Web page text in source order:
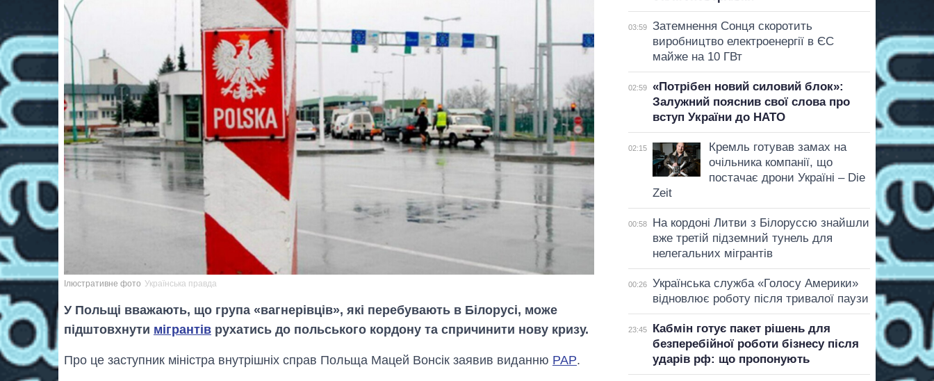
Ілюстративне фото Українська правда
У Польщі вважають, що група «вагнерівців», які перебувають в Білорусі, може
підштовхнути мігрантів рухатись до польського кордону та спричинити нову кризу.
Про це заступник міністра внутрішніх справ Польща Мацей Вонсік заявив виданню PAP.
03:59
Затемнення Сонця скоротить
виробництво електроенергії в ЄС
майже на 10 ГВт
02:59
«Потрібен новий силовий блок»:
Залужний пояснив свої слова про
вступ України до НАТО
02:15
Кремль готував замах на
очільника компанії, що
постачає дрони Україні – Die
Zeit
00:58
На кордоні Литви з Білоруссю знайшли
вже третій підземний тунель для
нелегальних мігрантів
00:26
Українська служба «Голосу Америки»
відновлює роботу після тривалої паузи
23:45
Кабмін готує пакет рішень для
безперебійної роботи бізнесу після
ударів рф: що пропонують